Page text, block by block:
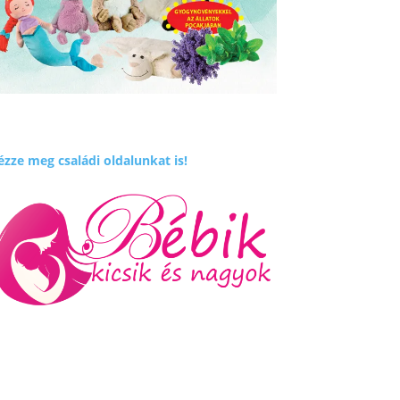
meg családi oldalunkat is!